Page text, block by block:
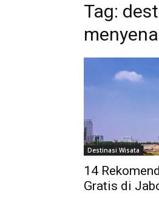
Tag:
Destinasi Wisata
14
Gratis di